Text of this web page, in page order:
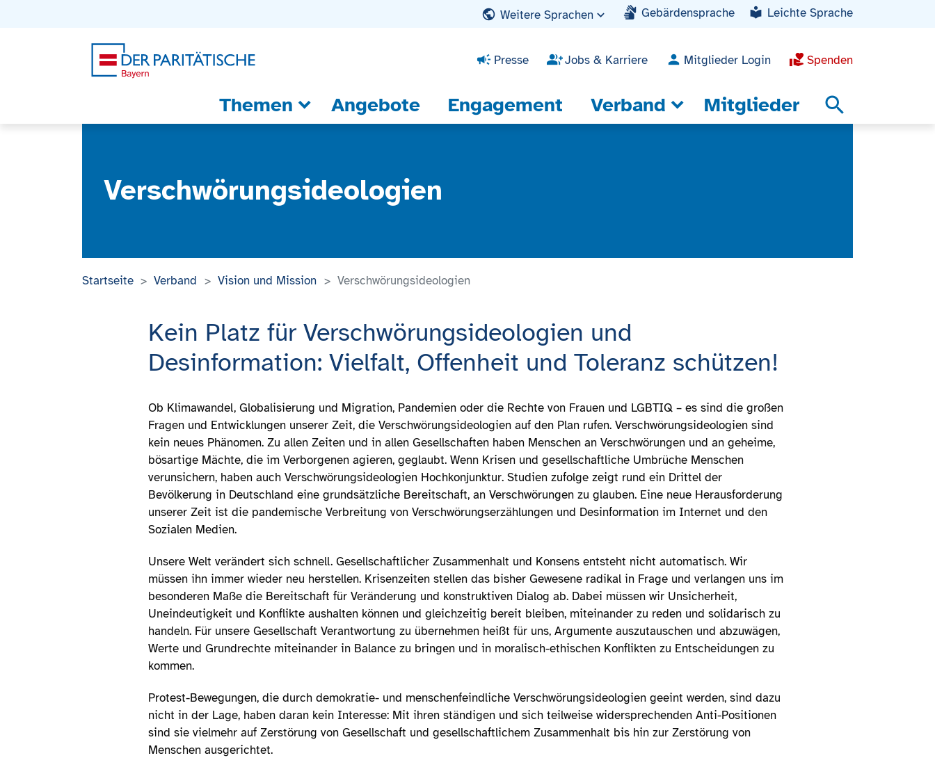
Weitere Sprachen Gebärdensprache Leichte Sprache
Presse Jobs & Karriere Mitglieder Login Spenden
Themen Angebote Engagement Verband Mitglieder search
Verschwörungsideologien
Startseite Verband Vision und Mission Verschwörungsideologien
Kein Platz für Verschwörungsideologien und
Desinformation: Vielfalt, Offenheit und Toleranz schützen!
Ob Klimawandel, Globalisierung und Migration, Pandemien oder die Rechte von Frauen und LGBTIQ – es sind die großen
Fragen und Entwicklungen unserer Zeit, die Verschwörungsideologien auf den Plan rufen. Verschwörungsideologien sind
kein neues Phänomen. Zu allen Zeiten und in allen Gesellschaften haben Menschen an Verschwörungen und an geheime,
bösartige Mächte, die im Verborgenen agieren, geglaubt. Wenn Krisen und gesellschaftliche Umbrüche Menschen
verunsichern, haben auch Verschwörungsideologien Hochkonjunktur. Studien zufolge zeigt rund ein Drittel der
Bevölkerung in Deutschland eine grundsätzliche Bereitschaft, an Verschwörungen zu glauben. Eine neue Herausforderung
unserer Zeit ist die pandemische Verbreitung von Verschwörungserzählungen und Desinformation im Internet und den
Sozialen Medien.
Unsere Welt verändert sich schnell. Gesellschaftlicher Zusammenhalt und Konsens entsteht nicht automatisch. Wir
müssen ihn immer wieder neu herstellen. Krisenzeiten stellen das bisher Gewesene radikal in Frage und verlangen uns im
besonderen Maße die Bereitschaft für Veränderung und konstruktiven Dialog ab. Dabei müssen wir Unsicherheit,
Uneindeutigkeit und Konflikte aushalten können und gleichzeitig bereit bleiben, miteinander zu reden und solidarisch zu
handeln. Für unsere Gesellschaft Verantwortung zu übernehmen heißt für uns, Argumente auszutauschen und abzuwägen,
Werte und Grundrechte miteinander in Balance zu bringen und in moralisch-ethischen Konflikten zu Entscheidungen zu
kommen.
Protest-Bewegungen, die durch demokratie- und menschenfeindliche Verschwörungsideologien geeint werden, sind dazu
nicht in der Lage, haben daran kein Interesse: Mit ihren ständigen und sich teilweise widersprechenden Anti-Positionen
sind sie vielmehr auf Zerstörung von Gesellschaft und gesellschaftlichem Zusammenhalt bis hin zur Zerstörung von
Menschen ausgerichtet.